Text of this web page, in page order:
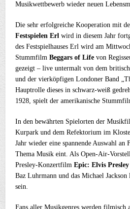
Musikwettbewerb wieder neuen
Die sehr erfolgreiche Kooperation mit
Festspielen Erl wird in diesem Jahr
des Festspielhauses Erl wird am
StummfilmBeggars of Life von
gezeigt – live untermalt von dem
und der vierköpfigen Londoner Band
Hauptrolle dieses in schwarz-weiß
1928, spielt der amerikanische
In den bewährten Spielorten der
Kurpark und dem Refektorium im
Jahr wieder eine spannende Auswahl an
Thema Musik eint. Als Open-Air-
Presley-KonzertfilmEpic: Elvis
Baz Luhrmann und das Michael
sein.
Fans aller Musikgenres werden filmisch